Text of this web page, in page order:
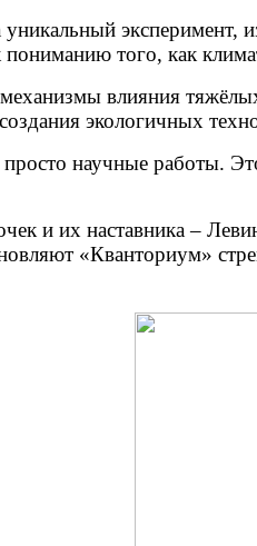
уникальный эксперимент,
того, как
влияния
экологичных
научные работы.
и их наставника –
«Кванториум»